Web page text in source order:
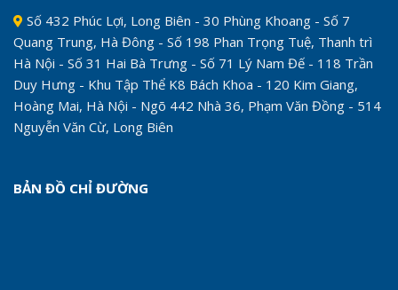
Số 432 Phúc Lợi, Long Biên - 30 Phùng Khoang - Số 7
Quang Trung, Hà Đông - Số 198 Phan Trọng Tuệ, Thanh trì
Hà Nội - Số 31 Hai Bà Trưng - Số 71 Lý Nam Đế - 118 Trần
Duy Hưng - Khu Tập Thể K8 Bách Khoa - 120 Kim Giang,
Hoàng Mai, Hà Nội - Ngõ 442 Nhà 36, Phạm Văn Đồng - 514
Nguyễn Văn Cừ, Long Biên
BẢN ĐỒ CHỈ ĐƯỜNG